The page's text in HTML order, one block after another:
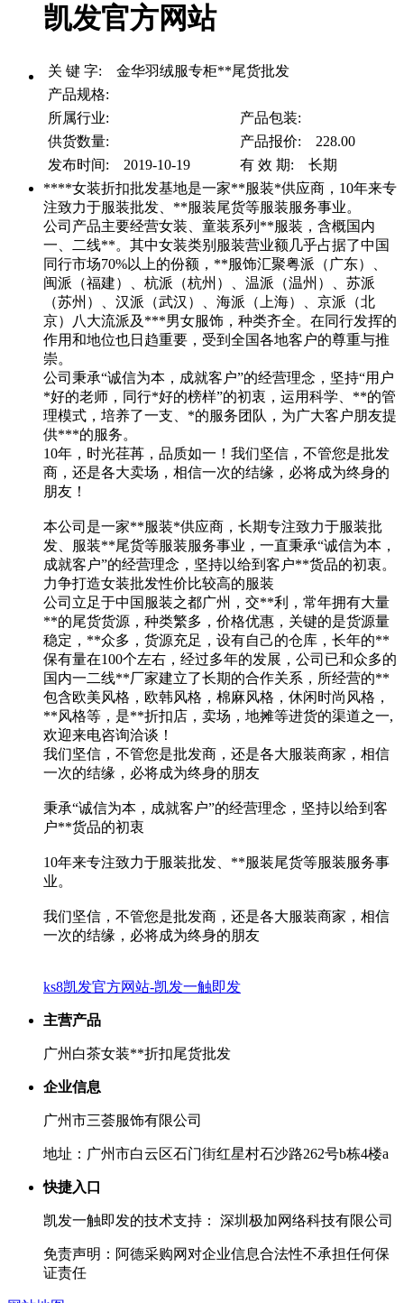
凯发官方网站
关 键 字: 金华羽绒服专柜**尾货批发
产品规格:
所属行业:
产品包装:
供货数量:
产品报价: 228.00
发布时间: 2019-10-19
有 效 期: 长期
****女装折扣批发基地是一家**服装*供应商，10年来专
注致力于服装批发、**服装尾货等服装服务事业。
公司产品主要经营女装、童装系列**服装，含概国内
一、二线**。其中女装类别服装营业额几乎占据了中国
同行市场70%以上的份额，**服饰汇聚粤派（广东）、
闽派（福建）、杭派（杭州）、温派（温州）、苏派
（苏州）、汉派（武汉）、海派（上海）、京派（北
京）八大流派及***男女服饰，种类齐全。在同行发挥的
作用和地位也日趋重要，受到全国各地客户的尊重与推
崇。
公司秉承“诚信为本，成就客户”的经营理念，坚持“用户
*好的老师，同行*好的榜样”的初衷，运用科学、**的管
理模式，培养了一支、*的服务团队，为广大客户朋友提
供***的服务。
10年，时光荏苒，品质如一！我们坚信，不管您是批发
商，还是各大卖场，相信一次的结缘，必将成为终身的
朋友！
本公司是一家**服装*供应商，长期专注致力于服装批
发、服装**尾货等服装服务事业，一直秉承“诚信为本，
成就客户”的经营理念，坚持以给到客户**货品的初衷。
力争打造女装批发性价比较高的服装
公司立足于中国服装之都广州，交**利，常年拥有大量
**的尾货货源，种类繁多，价格优惠，关键的是货源量
稳定，**众多，货源充足，设有自己的仓库，长年的**
保有量在100个左右，经过多年的发展，公司已和众多的
国内一二线**厂家建立了长期的合作关系，所经营的**
包含欧美风格，欧韩风格，棉麻风格，休闲时尚风格，
**风格等，是**折扣店，卖场，地摊等进货的渠道之一,
欢迎来电咨询洽谈！
我们坚信，不管您是批发商，还是各大服装商家，相信
一次的结缘，必将成为终身的朋友
秉承“诚信为本，成就客户”的经营理念，坚持以给到客
户**货品的初衷
10年来专注致力于服装批发、**服装尾货等服装服务事
业。
我们坚信，不管您是批发商，还是各大服装商家，相信
一次的结缘，必将成为终身的朋友
ks8凯发官方网站-凯发一触即发
主营产品
广州白茶女装**折扣尾货批发
企业信息
广州市三荟服饰有限公司
地址：广州市白云区石门街红星村石沙路262号b栋4楼a
快捷入口
凯发一触即发的技术支持： 深圳极加网络科技有限公司
免责声明：阿德采购网对企业信息合法性不承担任何保
证责任